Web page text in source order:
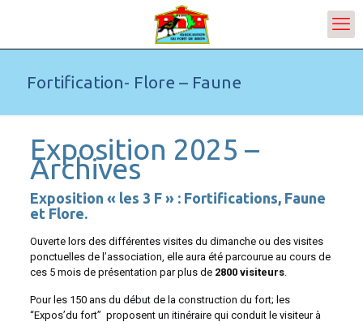
Fortification- Flore – Faune
Exposition 2025 –
Archives
Exposition « les 3 F » : Fortifications, Faune
et Flore.
Ouverte lors des différentes visites du dimanche ou des visites
ponctuelles de l’association, elle aura été parcourue au cours de
ces 5 mois de présentation par plus de 2800 visiteurs.
Pour les 150 ans du début de la construction du fort; les
“Expos’du fort” proposent un itinéraire qui conduit le visiteur à